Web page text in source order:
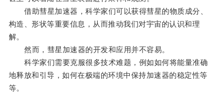
借助彗星加速器，科学家们可以获得彗星的物质成分、
构造、形状等重要信息，从而推动我们对宇宙的认识和理
解。
然而，彗星加速器的开发和应用并不容易。
科学家们需要克服很多技术难题，例如如何将能量准确
地释放和引导，如何在极端的环境中保持加速器的稳定性等
等。